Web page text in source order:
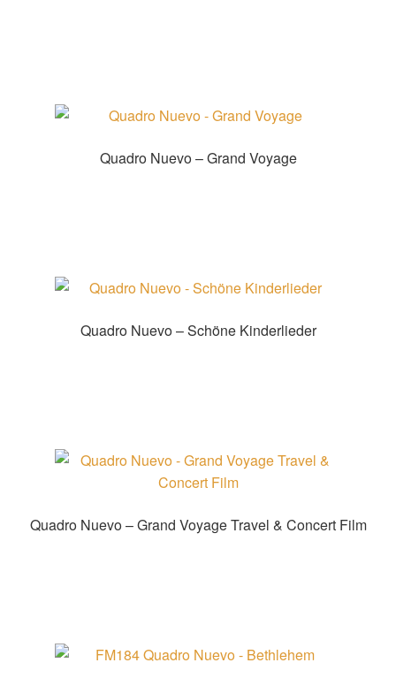
Quadro Nuevo – Grand Voyage
Quadro Nuevo – Schöne Kinderlieder
Quadro Nuevo – Grand Voyage Travel & Concert Film